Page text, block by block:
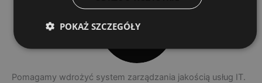
CERTYFIKAT
ISO/IEC
Pomagamy wdrożyć system zarządzania jakością usług IT.
POKAŻ SZCZEGÓŁY